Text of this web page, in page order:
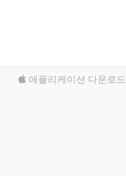
애플리케이션 다운로드